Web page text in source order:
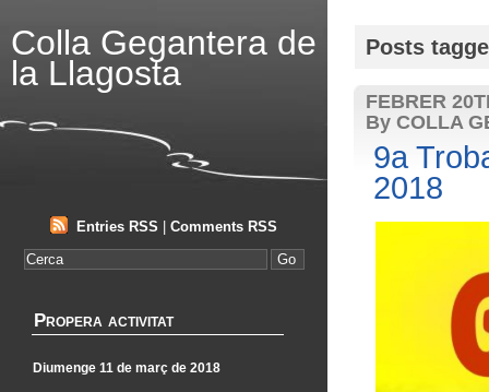
Posts
FEBRER
By COLLA
9a
2018
Colla Gegantera de
la Llagosta
Entries RSS Comments RSS
Propera activitat
Diumenge 11 de març de 2018